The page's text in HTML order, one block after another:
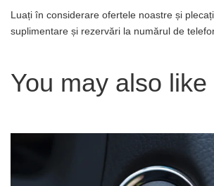
Luați în considerare ofertele noastre și
suplimentare și rezervări la numărul de
You may also like